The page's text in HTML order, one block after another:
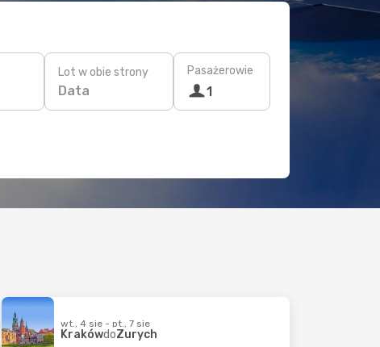
Lot w obie strony
Data
Pasażerowie
1
wt., 4 sie - pt., 7 sie
KrakówdoZurych